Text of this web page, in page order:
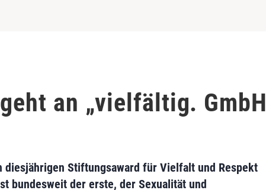
an „vielfältig. GmbH
Stiftungsaward für Vielfalt und Respekt
bundesweit der erste, der Sexualität und